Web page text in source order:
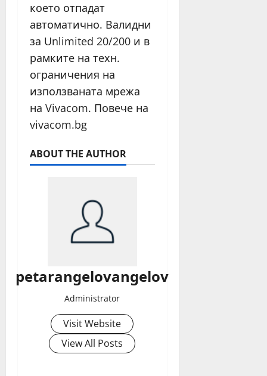
което отпадат
автоматично. Валидни
за Unlimited 20/200 и в
рамките на техн.
ограничения на
използваната мрежа
на Vivacom. Повече на
vivacom.bg
ABOUT THE AUTHOR
petarangelovangelov
Administrator
Visit Website
View All Posts